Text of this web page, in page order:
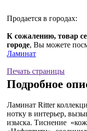
Продается в городах:
К сожалению, товар
городе, Вы можете
Ламинат
Печать страницы
Подробное
Ламинат Ritter
нотку в интерьер,
изыска. Тиснение